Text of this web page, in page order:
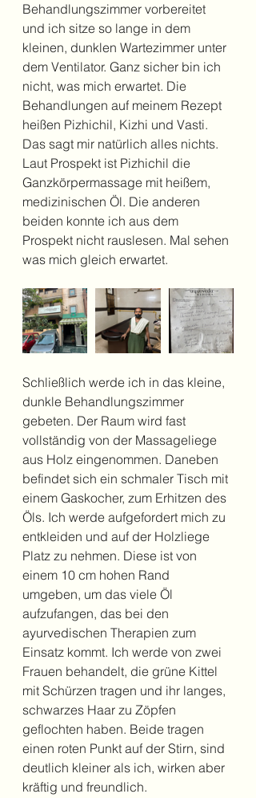
Behandlungszimmer vorbereitet
und ich sitze so lange in dem
kleinen, dunklen Wartezimmer unter
dem Ventilator. Ganz sicher bin ich
nicht, was mich erwartet. Die
Behandlungen auf meinem Rezept
heißen Pizhichil, Kizhi und Vasti.
Das sagt mir natürlich alles nichts.
Laut Prospekt ist Pizhichil die
Ganzkörpermassage mit heißem,
medizinischen Öl. Die anderen
beiden konnte ich aus dem
Prospekt nicht rauslesen. Mal sehen
was mich gleich erwartet.
Schließlich werde ich in das kleine,
dunkle Behandlungszimmer
gebeten. Der Raum wird fast
vollständig von der Massageliege
aus Holz eingenommen. Daneben
befindet sich ein schmaler Tisch mit
einem Gaskocher, zum Erhitzen des
Öls. Ich werde aufgefordert mich zu
entkleiden und auf der Holzliege
Platz zu nehmen. Diese ist von
einem 10 cm hohen Rand
umgeben, um das viele Öl
aufzufangen, das bei den
ayurvedischen Therapien zum
Einsatz kommt. Ich werde von zwei
Frauen behandelt, die grüne Kittel
mit Schürzen tragen und ihr langes,
schwarzes Haar zu Zöpfen
geflochten haben. Beide tragen
einen roten Punkt auf der Stirn, sind
deutlich kleiner als ich, wirken aber
kräftig und freundlich.